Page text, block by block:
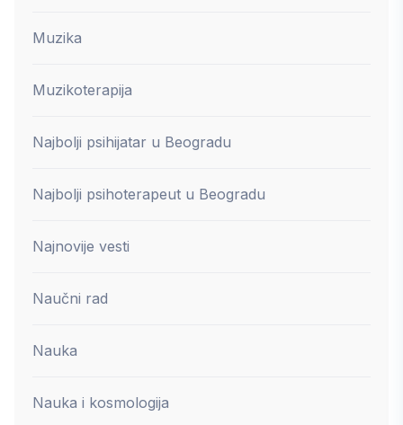
Muzika
Muzikoterapija
Najbolji psihijatar u Beogradu
Najbolji psihoterapeut u Beogradu
Najnovije vesti
Naučni rad
Nauka
Nauka i kosmologija